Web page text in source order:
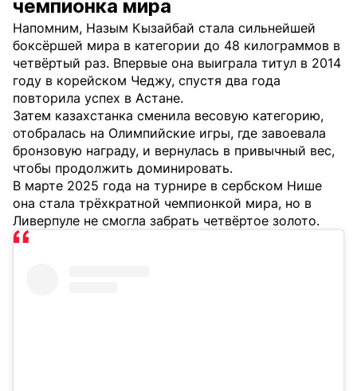
чемпионка мира
Напомним, Назым Кызайбай стала сильнейшей
боксёршей мира в категории до 48 килограммов в
четвёртый раз. Впервые она выиграла титул в 2014
году в корейском Чеджу, спустя два года
повторила успех в Астане.
Затем казахстанка сменила весовую категорию,
отобралась на Олимпийские игры, где завоевала
бронзовую награду, и вернулась в привычный вес,
чтобы продолжить доминировать.
В марте 2025 года на турнире в сербском Нише
она стала трёхкратной чемпионкой мира, но в
Ливерпуле не смогла забрать четвёртое золото.